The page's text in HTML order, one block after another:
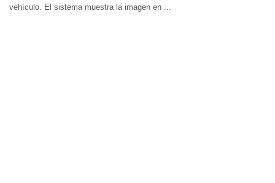
vehículo. El sistema muestra la imagen en ...